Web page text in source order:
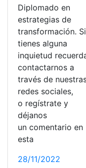
Diplomado en
estrategias de
transformación. Si
tienes alguna
inquietud
contactarnos a
través de
redes sociales,
o regístrate y
déjanos
un comentario en
esta
28/11/2022